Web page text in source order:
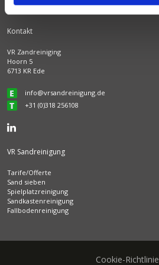
Kontakt
VR Zandreiniging
Hoorn 5
6713 KR Ede
info@vrsandreinigung.de
+31 (0)318 256108
VR Sandreinigung
Tarife/Offerte
Sand sieben
Spielplatzreinigung
Sandkastenreinigung
Fallbodenreinigung
Cookie-Richtlinie